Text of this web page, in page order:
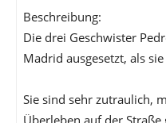
Beschreibung:
Die drei Geschwister
Madrid ausgesetzt, als
Sie sind sehr zutraulich,
Überleben auf der